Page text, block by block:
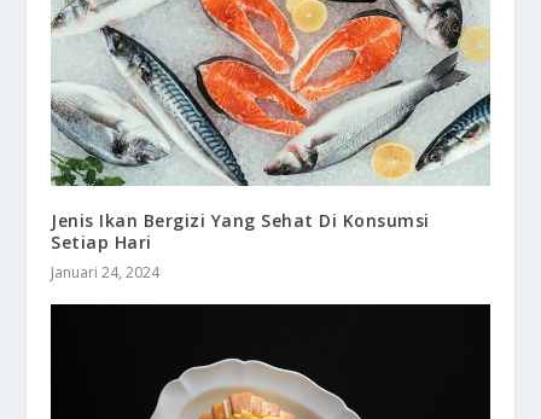
Jenis Ikan Bergizi Yang Sehat Di Konsumsi
Setiap Hari
Januari 24, 2024